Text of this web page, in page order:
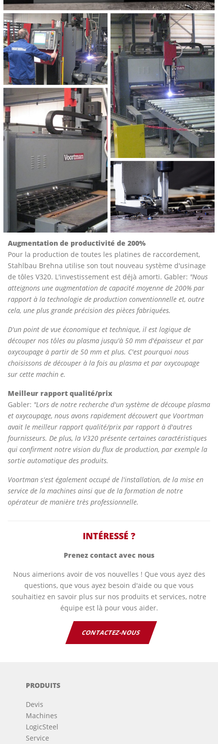
Augmentation de productivité de 200%
Pour la production de toutes les platines de raccordement,
Stahlbau Brehna utilise son tout nouveau système d'usinage
de tôles V320. L'investissement est déjà amorti. Gabler: "Nous
atteignons une augmentation de capacité moyenne de 200% par
rapport à la technologie de production conventionnelle et, outre
cela, une plus grande précision des pièces fabriquées.
D'un point de vue économique et technique, il est logique de
découper nos tôles au plasma jusqu'à 50 mm d'épaisseur et par
oxycoupage à partir de 50 mm et plus. C'est pourquoi nous
choisissons de découper à la fois au plasma et par oxycoupage
sur cette machin e.
Meilleur rapport qualité/prix
Gabler: "Lors de notre recherche d'un système de découpe plasma
et oxycoupage, nous avons rapidement découvert que Voortman
avait le meilleur rapport qualité/prix par rapport à d'autres
fournisseurs. De plus, la V320 présente certaines caractéristiques
qui confirment notre vision du flux de production, par exemple la
sortie automatique des produits.
Voortman s'est également occupé de l'installation, de la mise en
service de la machines ainsi que de la formation de notre
opérateur de manière très professionnelle.
INTÉRESSÉ ?
Prenez contact avec nous
Nous aimerions avoir de vos nouvelles ! Que vous ayez des
questions, que vous ayez besoin d'aide ou que vous
souhaitiez en savoir plus sur nos produits et services, notre
équipe est là pour vous aider.
CONTACTEZ-NOUS
PRODUITS
Devis
Machines
LogicSteel
Service